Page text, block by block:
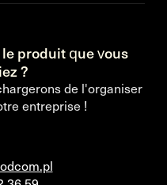
produit que vous
?
de l'organiser
entreprise !